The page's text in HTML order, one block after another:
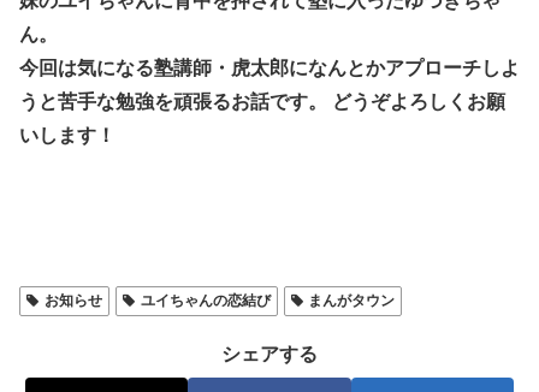
ん。
今回は気になる塾講師・虎太郎になんとかアプローチしよ
うと苦手な勉強を頑張るお話です。 どうぞよろしくお願
いします！
お知らせ ユイちゃんの恋結び まんがタウン
シェアする